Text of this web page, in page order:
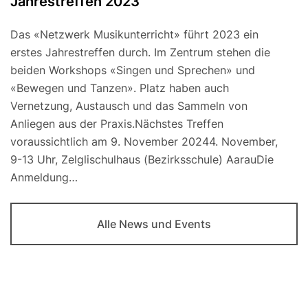
Das «Netzwerk Musikunterricht» führt 2023 ein
erstes Jahrestreffen durch. Im Zentrum stehen die
beiden Workshops «Singen und Sprechen» und
«Bewegen und Tanzen». Platz haben auch
Vernetzung, Austausch und das Sammeln von
Anliegen aus der Praxis.Nächstes Treffen
voraussichtlich am 9. November 20244. November,
9-13 Uhr, Zelglischulhaus (Bezirksschule) AarauDie
Anmeldung…
Alle News und Events